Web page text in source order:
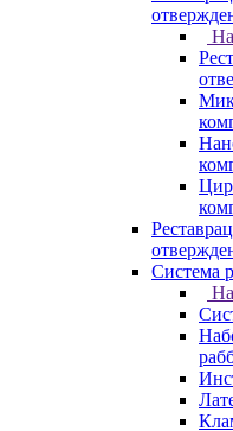
Система